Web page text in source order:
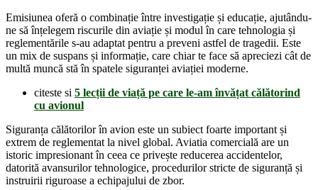
Emisiunea oferă o combinație între investigație și educație, ajutându-
ne să înțelegem riscurile din aviație și modul în care tehnologia și
reglementările s-au adaptat pentru a preveni astfel de tragedii. Este
un mix de suspans și informație, care chiar te face să apreciezi cât de
multă muncă stă în spatele siguranței aviației moderne.
citeste si 5 lecții de viață pe care le-am învățat călătorind
cu avionul
Siguranța călătorilor în avion este un subiect foarte important și
extrem de reglementat la nivel global. Aviatia comercială are un
istoric impresionant în ceea ce privește reducerea accidentelor,
datorită avansurilor tehnologice, procedurilor stricte de siguranță și
instruirii riguroase a echipajului de zbor.